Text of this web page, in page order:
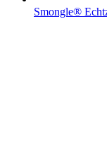
Smongle®